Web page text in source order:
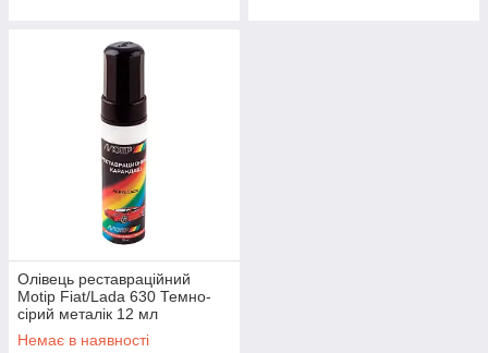
Олівець реставраційний
Motip Fiat/Lada 630 Темно-
сірий металік 12 мл
Немає в наявності